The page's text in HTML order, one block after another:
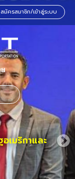
เมริกาและ
สมัครสมาชิก/เข้าสู่ระบบ